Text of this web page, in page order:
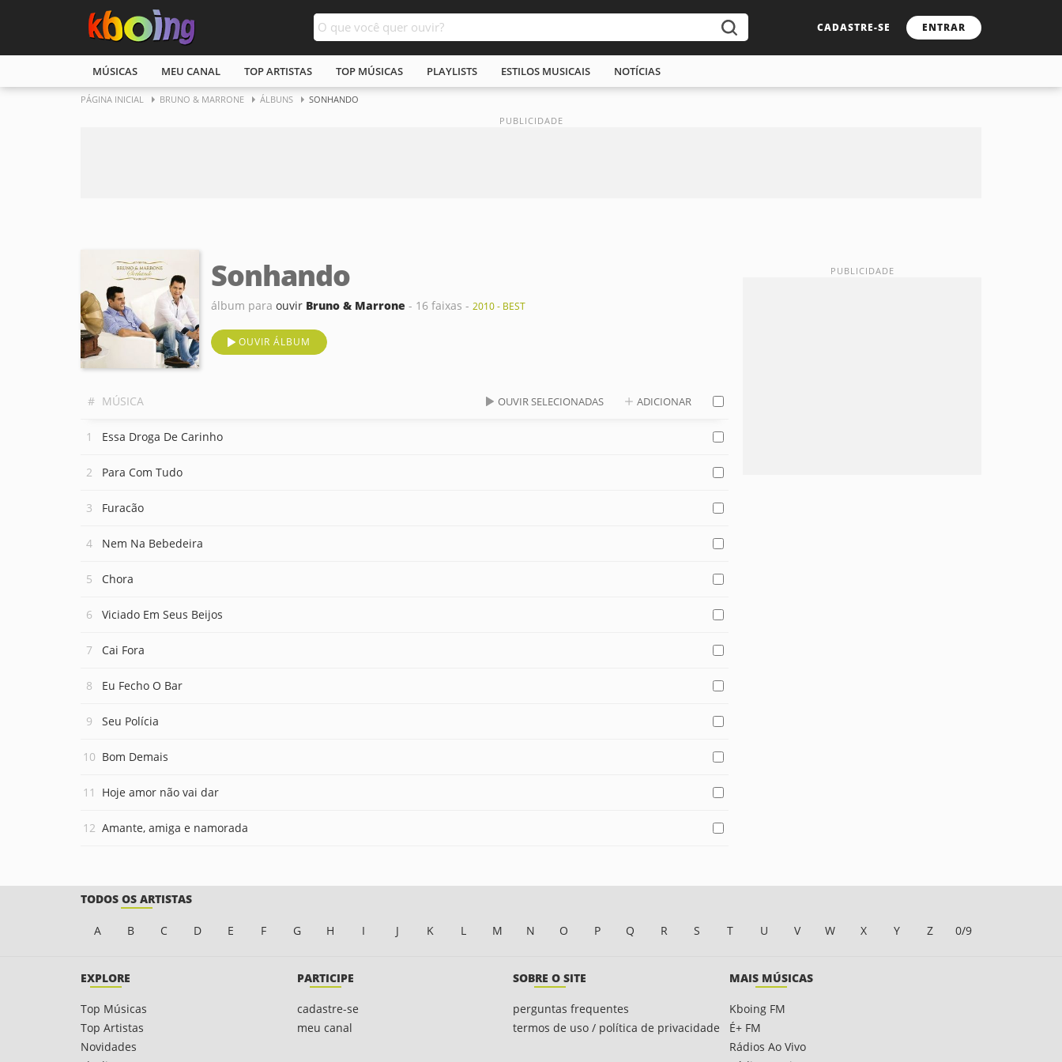
CADASTRE-SE ENTRAR
MÚSICAS MEU CANAL TOP ARTISTAS TOP MÚSICAS PLAYLISTS ESTILOS MUSICAIS NOTÍCIAS
PÁGINA INICIAL BRUNO & MARRONE ÁLBUNS SONHANDO
Sonhando
álbum para ouvir Bruno & Marrone - 16 faixas - 2010 - BEST
OUVIR ÁLBUM
# MÚSICA OUVIR SELECIONADAS ADICIONAR
Essa Droga De Carinho
Para Com Tudo
Furacão
Nem Na Bebedeira
Chora
Viciado Em Seus Beijos
Cai Fora
Eu Fecho O Bar
Seu Polícia
Bom Demais
Hoje amor não vai dar
Amante, amiga e namorada
TODOS OS ARTISTAS
A B C D E F G H I J K L M N O P Q R S T U V W X Y Z 0/9
EXPLORE
Top Músicas
Top Artistas
Novidades
PARTICIPE
cadastre-se
meu canal
SOBRE O SITE
perguntas frequentes
termos de uso / política de privacidade
MAIS MÚSICAS
Kboing FM
É+ FM
Rádios Ao Vivo